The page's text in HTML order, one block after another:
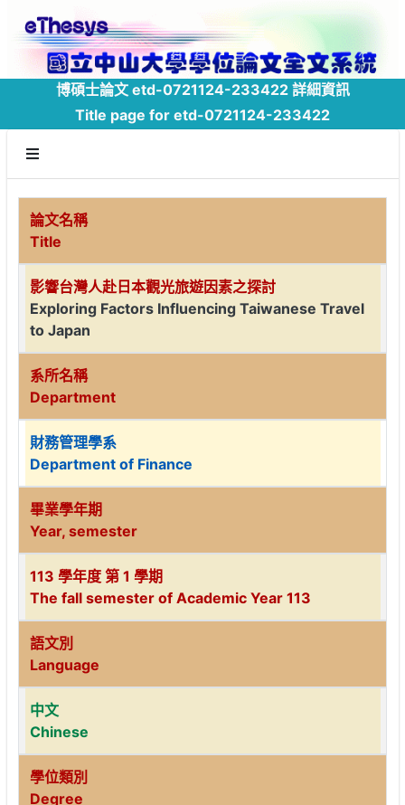
博碩士論文 etd-0721124-233422 詳細資訊
Title page for etd-0721124-233422
論文名稱
Title
影響台灣人赴日本觀光旅遊因素之探討
Exploring Factors Influencing Taiwanese Travel
to Japan
系所名稱
Department
財務管理學系
Department of Finance
畢業學年期
Year, semester
113 學年度 第 1 學期
The fall semester of Academic Year 113
語文別
Language
中文
Chinese
學位類別
Degree